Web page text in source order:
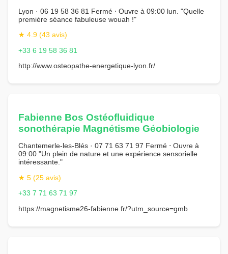
Lyon · 06 19 58 36 81 Fermé ⋅ Ouvre à 09:00 lun. "Quelle
première séance fabuleuse wouah !"
★ 4.9 (43 avis)
+33 6 19 58 36 81
http://www.osteopathe-energetique-lyon.fr/
Fabienne Bos Ostéofluidique
sonothérapie Magnétisme Géobiologie
Chantemerle-les-Blés · 07 71 63 71 97 Fermé ⋅ Ouvre à
09:00 "Un plein de nature et une expérience sensorielle
intéressante."
★ 5 (25 avis)
+33 7 71 63 71 97
https://magnetisme26-fabienne.fr/?utm_source=gmb